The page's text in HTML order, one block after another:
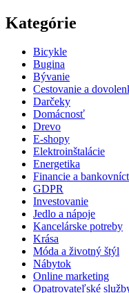
Kategórie
Bicykle
Bugina
Bývanie
Cestovanie a
Darčeky
Domácnosť
Drevo
E-shopy
Elektroinštalácie
Energetika
Financie a
GDPR
Investovanie
Jedlo a nápoje
Kancelárske potreby
Krása
Móda a životný štýl
Nábytok
Online marketing
Opatrovateľské